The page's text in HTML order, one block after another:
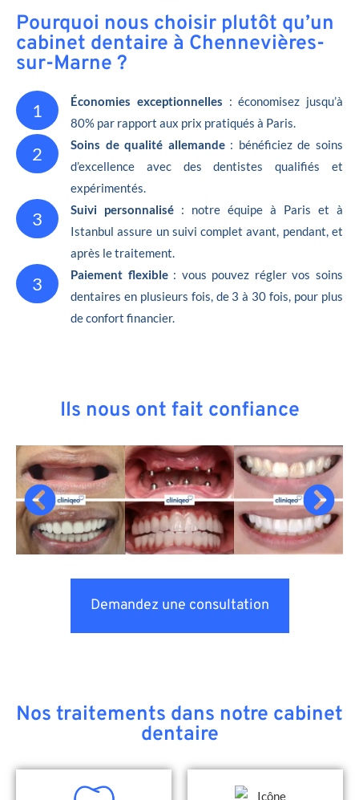
Pourquoi nous choisir plutôt qu’un
cabinet dentaire à Chennevières-
sur-Marne ?
1 Économies exceptionnelles : économisez jusqu’à
80% par rapport aux prix pratiqués à Paris.
2 Soins de qualité allemande: bénéficiez de soins
d’excellence avec des dentistes qualifiés et
expérimentés.
3 Suivi personnalisé : notre équipe à Paris et à
Istanbul assure un suivi complet avant, pendant, et
après le traitement.
3 Paiement flexible: vous pouvez régler vos soins
dentaires en plusieurs fois, de 3 à 30 fois, pour plus
de confort financier.
Ils nous ont fait confiance
Demandez une consultation
Nos traitements dans notre cabinet
dentaire